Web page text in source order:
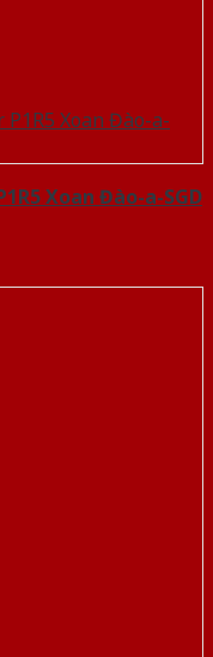
Xoan Đào-a-SGD